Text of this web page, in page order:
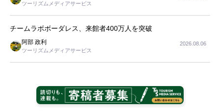
ツーリズムメディアサービス
チームラボボーダレス、来館者400万人を突破
阿部 政利
ツーリズムメディアサービス
2026.08.06